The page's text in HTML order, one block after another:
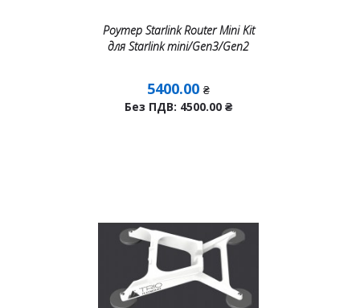
Роутер Starlink Router Mini Kit
для Starlink mini/Gen3/Gen2
5400.00 ₴
Без ПДВ: 4500.00 ₴